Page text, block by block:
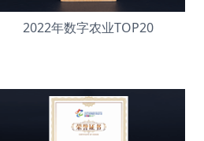
2022年数字农业TOP20